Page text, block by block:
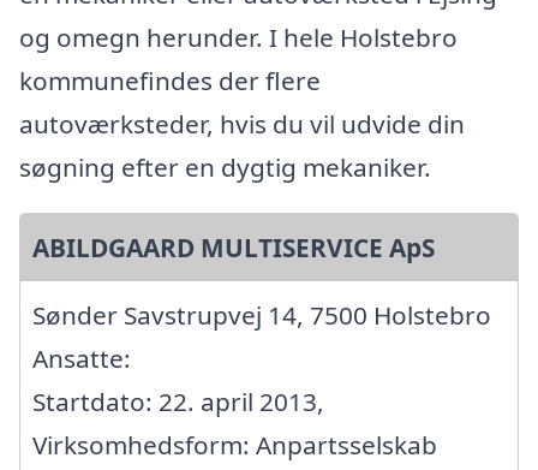
og omegn herunder. I hele Holstebro
kommunefindes der flere
autoværksteder, hvis du vil udvide din
søgning efter en dygtig mekaniker.
ABILDGAARD MULTISERVICE ApS
Sønder Savstrupvej 14, 7500 Holstebro
Ansatte:
Startdato: 22. april 2013,
Virksomhedsform: Anpartsselskab